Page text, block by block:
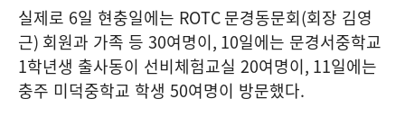
실제로 6일 현충일에는 ROTC문경동문회(회장 김영
근) 회원과 가족 등 30여명이, 10일에는 문경서중학교
1학년생 출사동이 선비체험교실 20여명이, 11일에는
충주 미덕중학교 학생 50여명이 방문했다.